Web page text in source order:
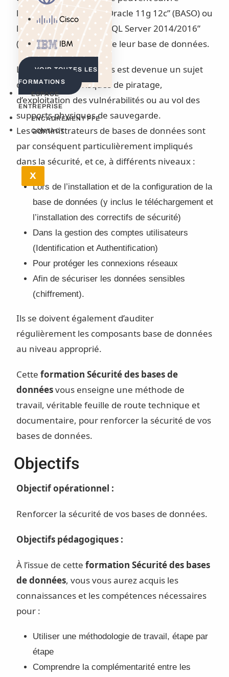
Cisco
IBM
VOIR TOUTES LES
FORMATIONS
ESPACE
ENTREPRISE
ENCADREMENT PFE
CONTACT
X
la formation “Sécurité Oracle 11g 12c” (BASO) ou
la formation “Sécurité SQL Server 2014/2016”
(BASS) selon le logiciel de leur base de données.
La sécurité des données est devenue un sujet
crucial face aux risques de piratage,
d’exploitation des vulnérabilités ou au vol des
supports physiques de sauvegarde.
Les administrateurs de bases de données sont
par conséquent particulièrement impliqués
dans la sécurité, et ce, à différents niveaux :
Lors de l’installation et de la configuration de la
base de données (y inclus le téléchargement et
l’installation des correctifs de sécurité)
Dans la gestion des comptes utilisateurs
(Identification et Authentification)
Pour protéger les connexions réseaux
Afin de sécuriser les données sensibles
(chiffrement).
Ils se doivent également d’auditer
régulièrement les composants base de données
au niveau approprié.
Cette formation Sécurité des bases de
donnéesvous enseigne une méthode de
travail, véritable feuille de route technique et
documentaire, pour renforcer la sécurité de vos
bases de données.
Objectifs
Objectif opérationnel :
Renforcer la sécurité de vos bases de données.
Objectifs pédagogiques :
À l’issue de cette formation Sécurité des bases
de données, vous vous aurez acquis les
connaissances et les compétences nécessaires
pour :
Utiliser une méthodologie de travail, étape par
étape
Comprendre la complémentarité entre les